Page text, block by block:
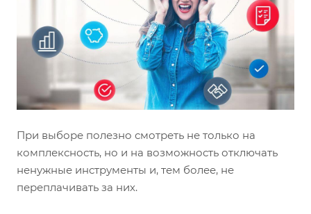
При выборе полезно смотреть не только на
комплексность, но и на возможность отключать
ненужные инструменты и, тем более, не
переплачивать за них.